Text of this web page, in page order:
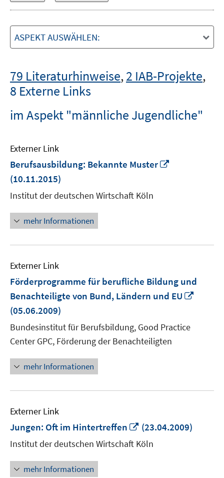
ASPEKT AUSWÄHLEN:
79 Literaturhinweise,2 IAB-Projekte,
8 Externe Links
im Aspekt "männliche Jugendliche"
Externer Link
Berufsausbildung: Bekannte Muster
(10.11.2015)
Institut der deutschen Wirtschaft Köln
mehr Informationen
Externer Link
Förderprogramme für berufliche Bildung und
Benachteiligte von Bund, Ländern und EU
(05.06.2009)
Bundesinstitut für Berufsbildung, Good Practice
Center GPC, Förderung der Benachteiligten
mehr Informationen
Externer Link
Jungen: Oft im Hintertreffen
In
neuem
Fenster
(23.04.2009)
Institut der deutschen Wirtschaft Köln
mehr Informationen